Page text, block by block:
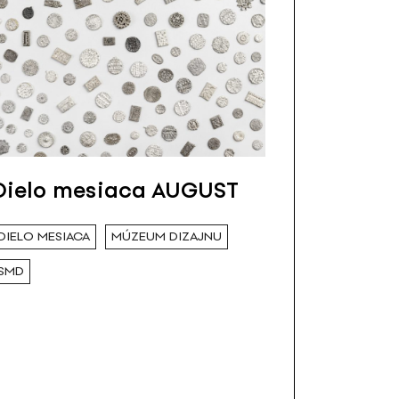
mesiaca AUGUST
MESIACA MÚZEUM DIZAJNU